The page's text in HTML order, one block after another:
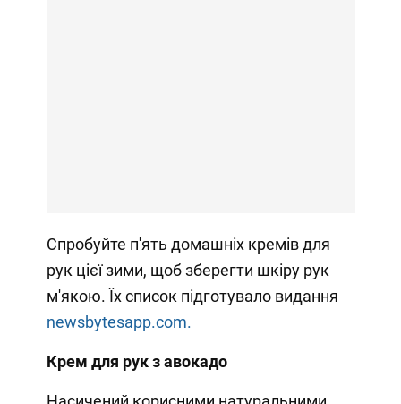
Спробуйте п'ять домашніх кремів для
рук цієї зими, щоб зберегти шкіру рук
м'якою. Їх список підготувало видання
newsbytesapp.com.
Крем для рук з авокадо